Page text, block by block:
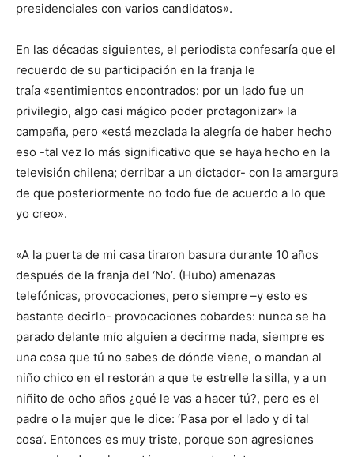
presidenciales con varios candidatos».
En las décadas siguientes, el periodista confesaría que el
recuerdo de su participación en la franja le
traía «sentimientos encontrados: por un lado fue un
privilegio, algo casi mágico poder protagonizar» la
campaña, pero «está mezclada la alegría de haber hecho
eso -tal vez lo más significativo que se haya hecho en la
televisión chilena; derribar a un dictador- con la amargura
de que posteriormente no todo fue de acuerdo a lo que
yo creo».
«A la puerta de mi casa tiraron basura durante 10 años
después de la franja del ‘No’. (Hubo) amenazas
telefónicas, provocaciones, pero siempre –y esto es
bastante decirlo- provocaciones cobardes: nunca se ha
parado delante mío alguien a decirme nada, siempre es
una cosa que tú no sabes de dónde viene, o mandan al
niño chico en el restorán a que te estrelle la silla, y a un
niñito de ocho años ¿qué le vas a hacer tú?, pero es el
padre o la mujer que le dice: ‘Pasa por el lado y di tal
cosa’. Entonces es muy triste, porque son agresiones